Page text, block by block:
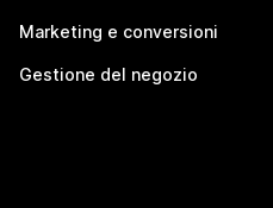
Marketing e conversioni
Gestione del negozio